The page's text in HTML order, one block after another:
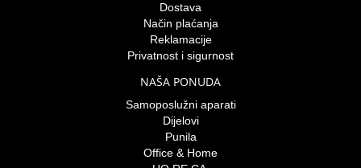
Dostava
Način plaćanja
Reklamacije
Privatnost i sigurnost
NAŠA PONUDA
Samoposlužni aparati
Dijelovi
Punila
Office & Home